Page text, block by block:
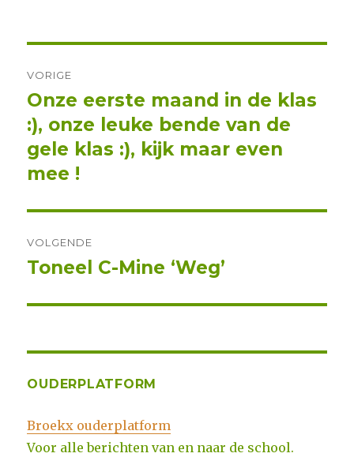
VORIGE
Vorig
bericht:
Onze eerste maand in de klas
:), onze leuke bende van de
gele klas :), kijk maar even
mee !
VOLGENDE
Volgend
Toneel C-Mine ‘Weg’
OUDERPLATFORM
Broekx ouderplatform
Voor alle berichten van en naar de school.